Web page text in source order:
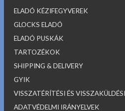
ELADÓ KÉZIFEGYVEREK
GLOCKS ELADÓ
ELADÓ PUSKÁK
TARTOZÉKOK
SHIPPING & DELIVERY
GYIK
VISSZATÉRÍTÉSI ÉS
ADATVÉDELMI IRÁNYELVEK